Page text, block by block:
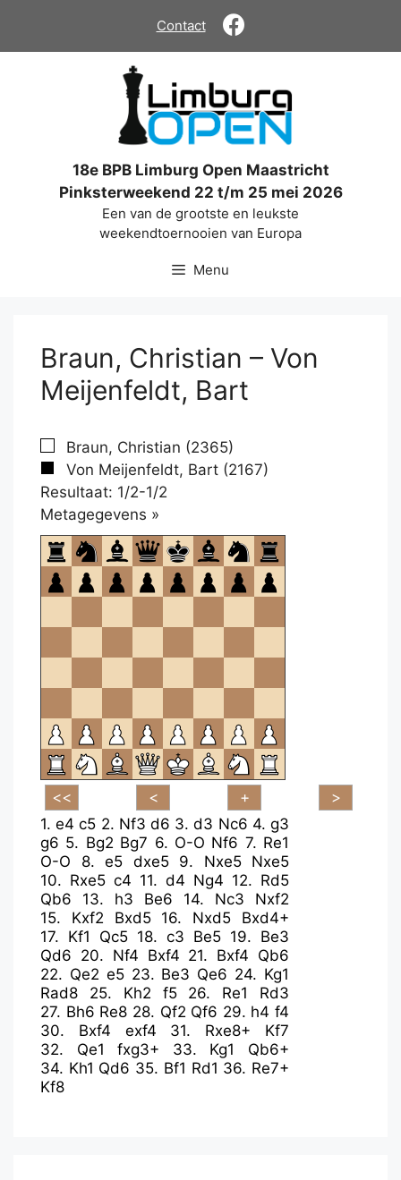
de
Contact
18e BPB Limburg Open Maastricht
Pinksterweekend 22 t/m 25 mei 2026
Een van de grootste en leukste
weekendtoernooien van Europa
Menu
Braun, Christian – Von
Meijenfeldt, Bart
Braun, Christian (2365)
Von Meijenfeldt, Bart (2167)
Resultaat: 1/2-1/2
Metagegevens »
om
te
openen.
1.e4 c5 2. Nf3 d6 3.d3 Nc6 4.g3
g6 5. Bg2 Bg7 6. O-O Nf6 7. Re1
O-O
8. e5 dxe5 9. Nxe5
Nxe5
10. Rxe5 c4 11. d4 Ng4 12. Rd5
Qb6
13. h3 Be6 14. Nc3
Nxf2
15. Kxf2 Bxd5 16. Nxd5
Bxd4+
17. Kf1 Qc5 18. c3 Be5 19. Be3
Qd6 20. Nf4 Bxf4 21. Bxf4 Qb6
22. Qe2 e5 23. Be3 Qe6 24. Kg1
Rad8
25. Kh2 f5 26. Re1
Rd3
27. Bh6 Re8 28. Qf2 Qf6 29. h4 f4
30. Bxf4 exf4 31. Rxe8+
Kf7
32. Qe1 fxg3+ 33. Kg1
Qb6+
34. Kh1 Qd6 35. Bf1 Rd1 36. Re7+
Kf8